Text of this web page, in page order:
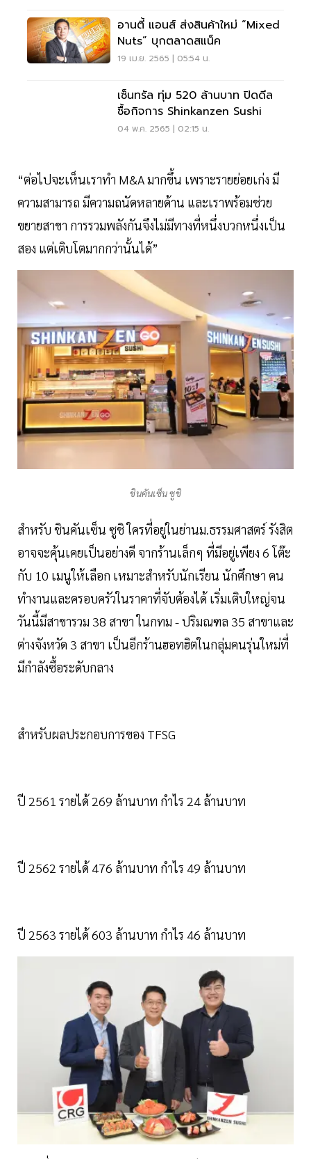
อานตี้ แอนส์ ส่งสินค้าใหม่ “Mixed
Nuts” บุกตลาดสแน็ค
19 เม.ย. 2565 | 05:54 น.
เซ็นทรัล ทุ่ม 520 ล้านบาท ปิดดีล
ซื้อกิจการ Shinkanzen Sushi
04 พ.ค. 2565 | 02:15 น.
“ต่อไปจะเห็นเราทำ M&A มากขึ้น เพราะรายย่อยเก่ง มี
ความสามารถ มีความถนัดหลายด้าน และเราพร้อมช่วย
ขยายสาขา การรวมพลังกันจึงไม่มีทางที่หนึ่งบวกหนึ่งเป็น
สอง แต่เติบโตมากกว่านั้นได้”
ชินคันเซ็น ซูชิ
สำหรับ ชินคันเซ็น ซูชิ ใครที่อยู่ในย่านม.ธรรมศาสตร์ รังสิต
อาจจะคุ้นเคยเป็นอย่างดี จากร้านเล็กๆ ที่มีอยู่เพียง 6 โต๊ะ
กับ 10 เมนูให้เลือก เหมาะสำหรับนักเรียน นักศึกษา คน
ทำงานและครอบครัวในราคาที่จับต้องได้ เริ่มเติบใหญ่จน
วันนี้มีสาขารวม 38 สาขา ในกทม - ปริมณฑล 35 สาขาและ
ต่างจังหวัด 3 สาขา เป็นอีกร้านฮอทฮิตในกลุ่มคนรุ่นใหม่ที่
มีกำลังซื้อระดับกลาง
สำหรับผลประกอบการของ TFSG
ปี 2561 รายได้ 269 ล้านบาท กำไร 24 ล้านบาท
ปี 2562 รายได้ 476 ล้านบาท กำไร 49 ล้านบาท
ปี 2563 รายได้ 603 ล้านบาท กำไร 46 ล้านบาท